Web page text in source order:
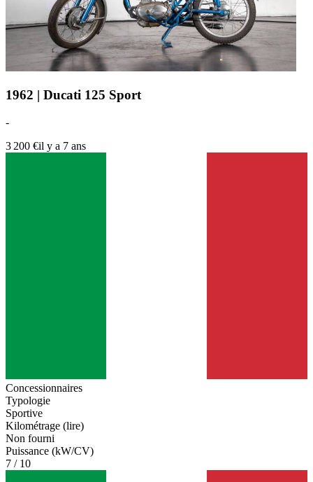
1962 | Ducati 125 Sport
-
3 200 €il y a 7 ans
Concessionnaires
Typologie
Sportive
Kilométrage (lire)
Non fourni
Puissance (kW/CV)
7 / 10